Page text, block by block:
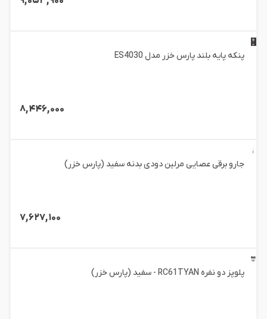
پنکه پایه بلند پارس خزر مدل ES4030
۸,۴۴۶,۰۰۰
جارو برقی عصایی مرلین دودی بدنه سفید (پارس خزر)
۷,۶۲۷,۱۰۰
پلوپز دو نفره RC61TYAN - سفید (پارس خزر)